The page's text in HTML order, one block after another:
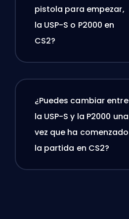
pistola para empezar,
la USP-S o P2000 en
CS2?
¿Puedes cambiar entre
la USP-S y la P2000 una
vez que ha comenzado
la partida en CS2?